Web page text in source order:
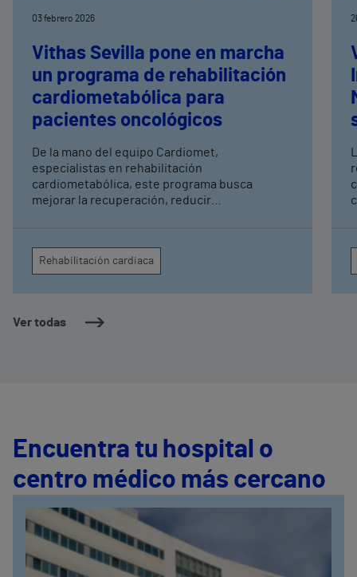
Ver todas
03 febrero 2026
Vithas Sevilla pone en marcha
un programa de rehabilitación
cardiometabólica para
pacientes oncológicos
De la mano del equipo Cardiomet,
especialistas en rehabilitación
cardiometabólica, este programa busca
mejorar la recuperación, reducir
Rehabilitación cardiaca
Encuentra tu hospital o
centro médico más cercano